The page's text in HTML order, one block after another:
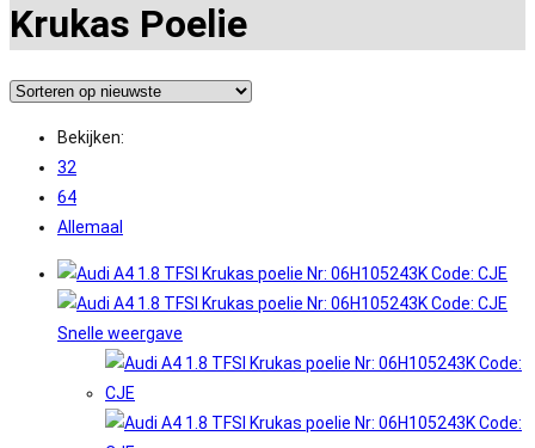
Krukas Poelie
Bekijken:
32
64
Allemaal
Snelle weergave